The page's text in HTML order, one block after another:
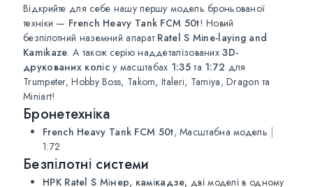
Відкрийте для себе нашу першу модель броньованої
техніки — French Heavy Tank FCM 50t! Новий
безпілотний наземний апарат Ratel S Mine-laying and
Kamikaze. А також серію наддеталізованих3D-
друкованих колісу масштабах 1:35та 1:72 для
Trumpeter, Hobby Boss, Takom, Italeri, Tamiya, Dragon та
Miniart!
Бронетехніка
French Heavy Tank FCM 50t, Масштабна модель |
1:72
Безпілотні системи
НРК Ratel S Мінер, камікадзе,дві моделі в одному